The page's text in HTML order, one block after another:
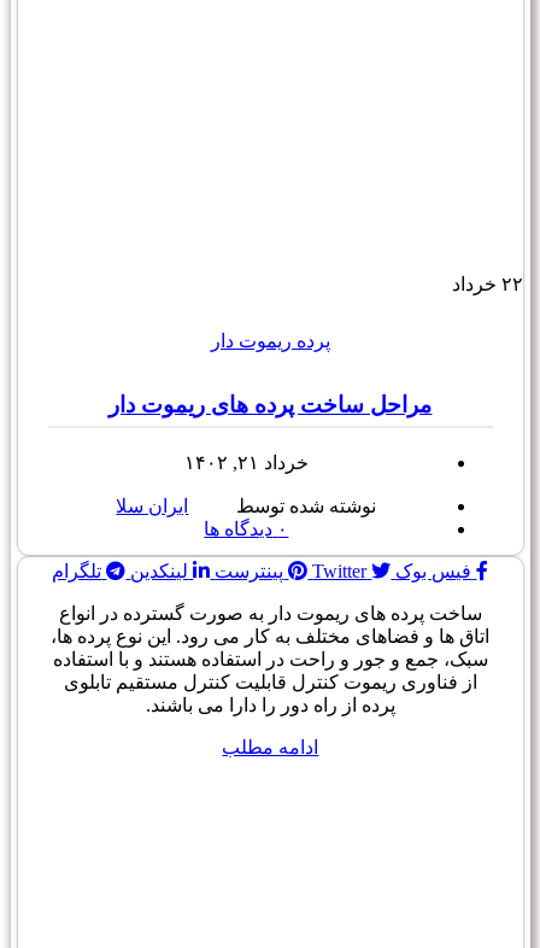
۲۲ خرداد
پرده ریموت دار
مراحل ساخت پرده های ریموت دار
خرداد ۲۱, ۱۴۰۲
نوشته شده توسط
ایران سلا
۰ دیدگاه ها
فیس بوک Twitter پینترست لینکدین تلگرام
ساخت پرده های ریموت دار به صورت گسترده در انواع
اتاق ها و فضاهای مختلف به کار می رود. این نوع پرده ها،
سبک، جمع و جور و راحت در استفاده هستند و با استفاده
از فناوری ریموت کنترل قابلیت کنترل مستقیم تابلوی
پرده از راه دور را دارا می باشند.
ادامه مطلب